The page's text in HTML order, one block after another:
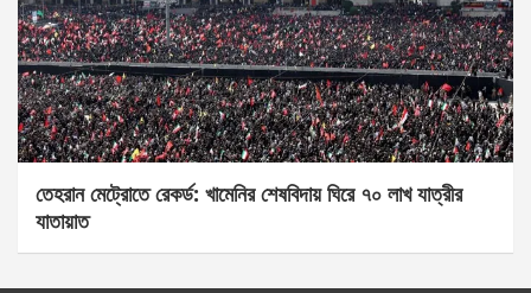
তেহরান মেট্রোতে রেকর্ড: খামেনির শেষবিদায় ঘিরে ৭০ লাখ যাত্রীর
যাতায়াত